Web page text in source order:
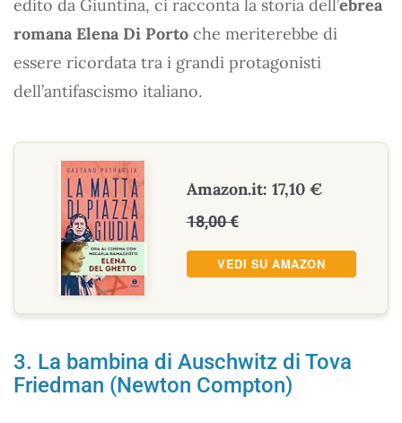
edito da Giuntina, ci racconta la storia dell’ebrea
romana Elena Di Porto che meriterebbe di
essere ricordata tra i grandi protagonisti
dell’antifascismo italiano.
Amazon.it: 17,10 €
18,00 €
VEDI SU AMAZON
3. La bambina di Auschwitz di Tova
Friedman (Newton Compton)